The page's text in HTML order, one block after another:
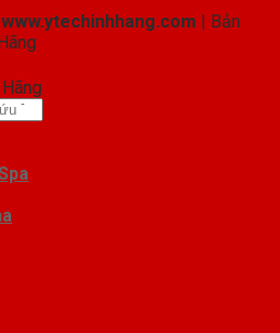
www.ytechinhhang.com | Bản